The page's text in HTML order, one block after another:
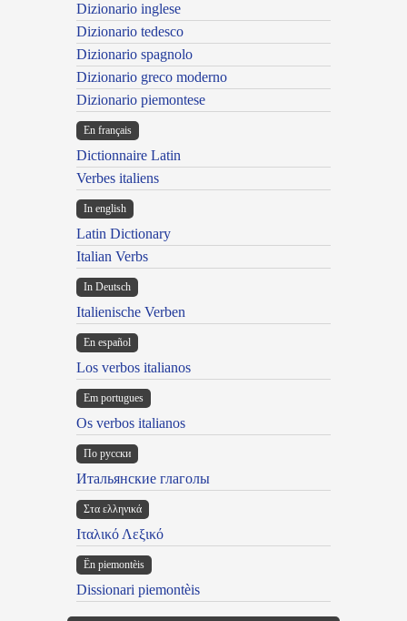
Dizionario inglese
Dizionario tedesco
Dizionario spagnolo
Dizionario greco moderno
Dizionario piemontese
En français
Dictionnaire Latin
Verbes italiens
In english
Latin Dictionary
Italian Verbs
In Deutsch
Italienische Verben
En español
Los verbos italianos
Em portugues
Os verbos italianos
По русски
Итальянские глаголы
Στα ελληνικά
Ιταλικό Λεξικό
Ën piemontèis
Dissionari piemontèis